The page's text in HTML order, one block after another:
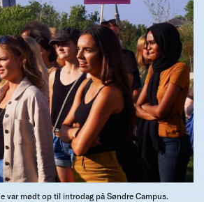
var mødt op til introdag på Søndre Campus.